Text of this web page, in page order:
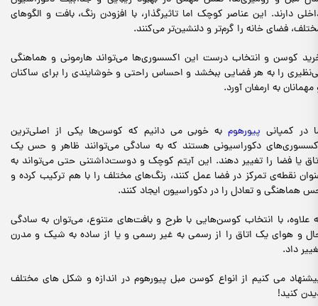
دارند. این عناصر کوچک اما تاثیرگذار، با افزودن رنگ، بافت و الگوهای
فضای خانه را گرم‌تر و دلنشین‌تر می‌کنند.
کوسن و انتخاب درست این اکسسوری‌ها می‌تواند هارمونی و هماهنگی
را به هر فضایی ببخشد و احساس راحتی و خوشایندی را برای ساکنان
مهمانان به ارمغان آورد.
در کمپانی پیورهومبه خوبی می دانیم که کوسن‌ها یکی از اصلی‌ترین
دکوراسیونی هستند که به سادگی می‌توانند ظاهر و حس یک
یا فضا را تغییر دهند. این آیتم‌ کوچک و دوست‌داشتنی حتی می‌تواند به
نقطه‌ی تمرکز در فضا عمل کنند، رنگ‌های مختلف را با هم ترکیب کرده و
هماهنگی و تعادل را در دکوراسیون ایجاد کنند.
علاوه، با انتخاب کوسن‌هایی با طرح و بافت‌های متنوع، می‌توان به سادگی
و هوای یک اتاق را از رسمی به غیر رسمی و یا از ساده به شیک و مدرن
داد.
می کنیم از انواع کوسن مبل پیورهوم در اندازه و شکل های مختلف
کنید!